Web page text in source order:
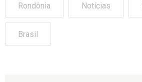
Rondônia Notícias
Brasil